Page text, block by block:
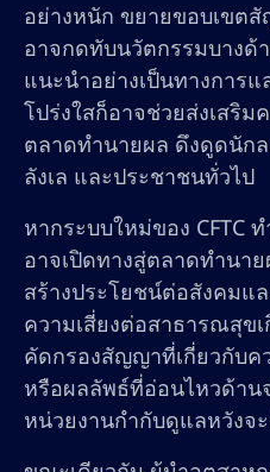
อย่างหนัก ขยายขอบเขต
อาจกดทับนวัตกรรมบางด้
แนะนำอย่างเป็นทางการ
โปร่งใสก็อาจช่วยส่งเสริม
ตลาดทำนายผล ดึงดูดนัก
ลังเล และประชาชนทั่วไป
หากระบบใหม่ของ CFTC
อาจเปิดทางสู่ตลาดทำนา
สร้างประโยชน์ต่อสังคมแ
ความเสี่ยงต่อสาธารณสุข
คัดกรองสัญญาที่เกี่ยวกับค
หรือผลลัพธ์ที่อ่อนไหวด้าน
หน่วยงานกำกับดูแลหวังจ